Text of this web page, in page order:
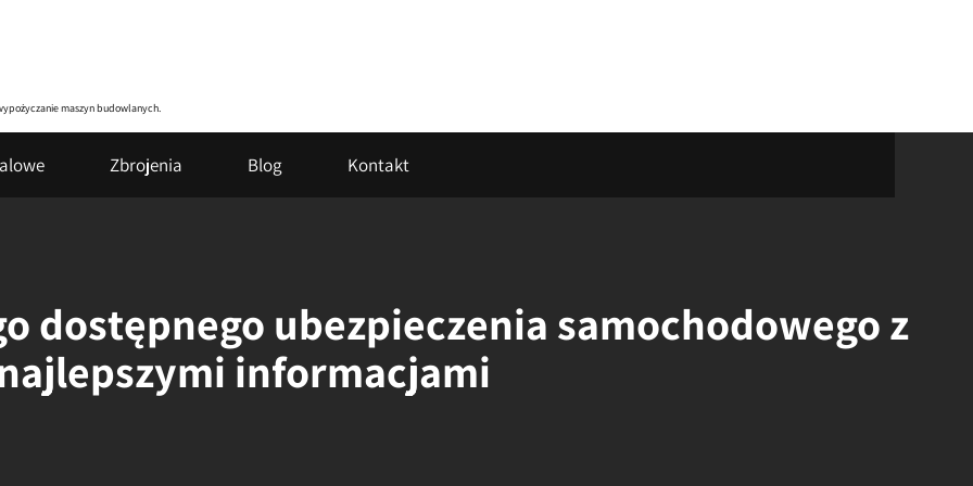
maszyn budowlanych.
Zbrojenia Blog Kontakt
dostępnego ubezpieczenia samochodowego z
informacjami